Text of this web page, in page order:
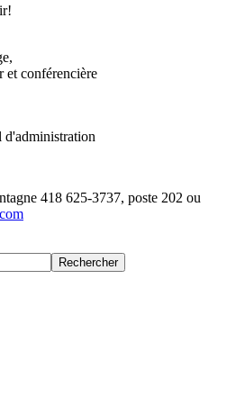
et conférencière
d'administration
418 625-3737, poste 202 ou
Rechercher